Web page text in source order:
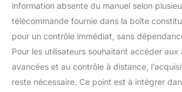
information absente du manuel selon
télécommande fournie dans la boîte
pour un contrôle immédiat, sans
Pour les utilisateurs souhaitant accéder aux
avancées et au contrôle à distance,
reste nécessaire. Ce point est à intégrer